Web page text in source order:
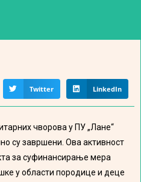
Twitter LinkedIn
чворова у ПУ „Лане“
су завршени. Ова активност
за суфинансирање мера
у области породице и деце